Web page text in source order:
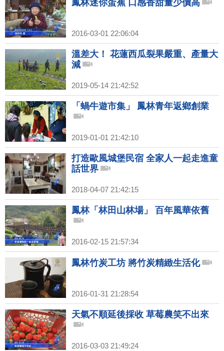
鳳林迷你蛋蕉 口感香甜量少價高
2016-03-01 22:06:04
溫差大！ 花蓮西瓜裂果嚴重、產量大
減
2019-05-14 21:42:52
「蝸牛遊市集」 鳳林青年返鄉創業
2019-01-01 21:42:10
打造歐風城堡民宿 全家人一起走進童
話世界
2018-04-07 21:42:15
鳳林「林田山林場」 百年風華依舊
2016-02-15 21:57:34
鳳林竹炭工坊 將竹炭精緻生活化
2016-01-31 21:28:54
天氣不順延後採收 草莓農笑不出來
2016-03-03 21:49:24